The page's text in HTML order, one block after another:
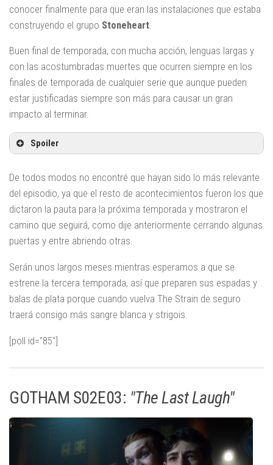
conocer finalmente para que eran las instalaciones que estaba
construyendo el grupo Stoneheart
Buen final de temporada, con mucha acción, lenguas largas y
con las acostumbradas muertes que ocurren siempre en los
finales de temporada de cualquier serie que aunque pueden
estar justificadas siempre son más para causar un gran
impacto al terminar.
Spoiler
De todos modos no encontré que hayan sido lo más relevante
del episodio, ya que el resto de acontecimientos fueron los que
dictaron la pauta para la próxima temporada y mostraron el
camino que seguirá, como dije anteriormente cerrando algunas
puertas y entre abriendo otras.
Serán unos largos meses mientras esperamos a que se
estrene la tercera temporada, así que preparen sus espadas y
balas de plata porque cuando vuelva The Strain de seguro
traerá consigo más sangre blanca y strigois.
[poll id="85"]
GOTHAM S02E03: "The Last Laugh"